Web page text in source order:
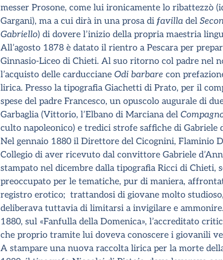
messer Prosone, come lui ironicamente lo ribattezzò
Gargani), ma a cui dirà in una prosa di favilla del
Gabriello) di dovere l’inizio della propria maestria
All’agosto 1878 è datato il rientro a Pescara per
Ginnasio-Liceo di Chieti. Al suo ritorno col padre nel
l’acquisto delle carducciane Odi barbare con
lirica. Presso la tipografia Giachetti di Prato, per il
spese del padre Francesco, un opuscolo augurale di
Garbaglia (Vittorio, l’Elbano di Marciana del
culto napoleonico) e tredici strofe saffiche di Gabriele
Nel gennaio 1880 il Direttore del Cicognini, Flaminio
Collegio di aver ricevuto dal convittore Gabriele
stampato nel dicembre dalla tipografia Ricci di Chieti,
preoccupato per le tematiche, pur di maniera,
registro erotico; trattandosi di giovane molto
deliberava tuttavia di limitarsi a invigilare e
1880, sul «Fanfulla della Domenica», l’accreditato
che proprio tramite lui doveva conoscere i giovanili
A stampare una nuova raccolta lirica per la morte